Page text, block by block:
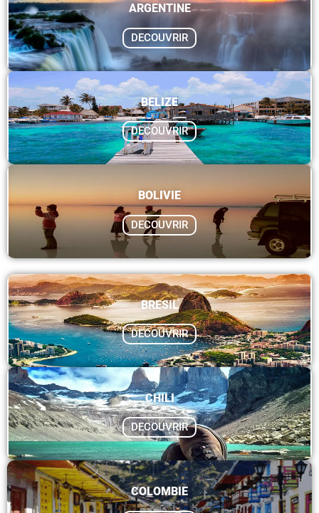
ARGENTINE
DECOUVRIR
BELIZE
DECOUVRIR
BOLIVIE
DECOUVRIR
BRESIL
DECOUVRIR
CHILI
DECOUVRIR
COLOMBIE